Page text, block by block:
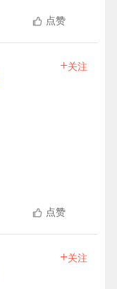
点赞
+关注
点赞
+关注